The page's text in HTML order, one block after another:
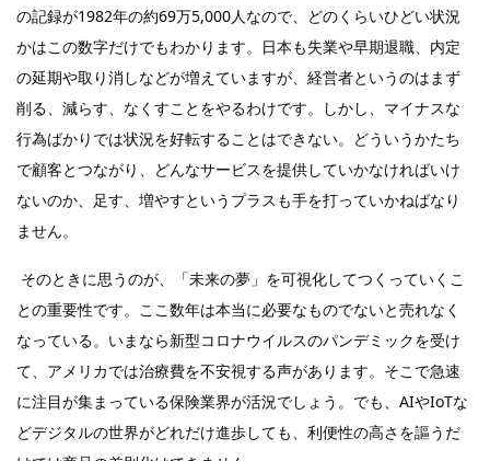
の記録が1982年の約69万5,000人なので、どのくらいひどい状況
かはこの数字だけでもわかります。日本も失業や早期退職、内定
の延期や取り消しなどが増えていますが、経営者というのはまず
削る、減らす、なくすことをやるわけです。しかし、マイナスな
行為ばかりでは状況を好転することはできない。どういうかたち
で顧客とつながり、どんなサービスを提供していかなければいけ
ないのか、足す、増やすというプラスも手を打っていかねばなり
ません。
そのときに思うのが、「未来の夢」を可視化してつくっていくこ
との重要性です。ここ数年は本当に必要なものでないと売れなく
なっている。いまなら新型コロナウイルスのパンデミックを受け
て、アメリカでは治療費を不安視する声があります。そこで急速
に注目が集まっている保険業界が活況でしょう。でも、AIやIoTな
どデジタルの世界がどれだけ進歩しても、利便性の高さを謳うだ